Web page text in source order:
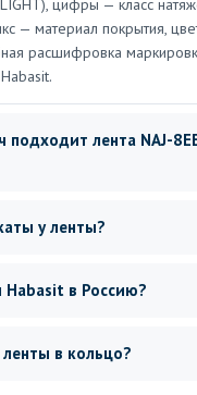
цифры — класс
— материал покрытия,
расшифровка
подходит лента NAJ-
у ленты?
Habasit в Россию?
в кольцо?